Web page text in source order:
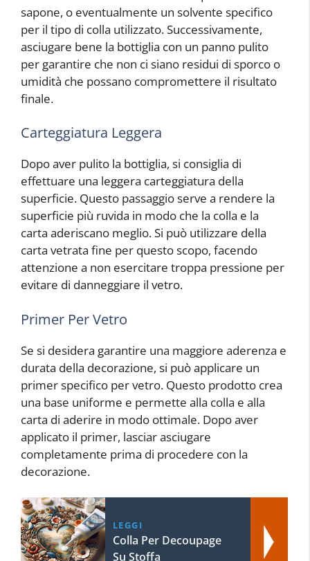
sapone, o eventualmente un solvente specifico
per il tipo di colla utilizzato. Successivamente,
asciugare bene la bottiglia con un panno pulito
per garantire che non ci siano residui di sporco o
umidità che possano compromettere il risultato
finale.
Carteggiatura Leggera
Dopo aver pulito la bottiglia, si consiglia di
effettuare una leggera carteggiatura della
superficie. Questo passaggio serve a rendere la
superficie più ruvida in modo che la colla e la
carta aderiscano meglio. Si può utilizzare della
carta vetrata fine per questo scopo, facendo
attenzione a non esercitare troppa pressione per
evitare di danneggiare il vetro.
Primer Per Vetro
Se si desidera garantire una maggiore aderenza e
durata della decorazione, si può applicare un
primer specifico per vetro. Questo prodotto crea
una base uniforme e permette alla colla e alla
carta di aderire in modo ottimale. Dopo aver
applicato il primer, lasciar asciugare
completamente prima di procedere con la
decorazione.
LEGGI
Colla Per Decoupage
Su Stoffa